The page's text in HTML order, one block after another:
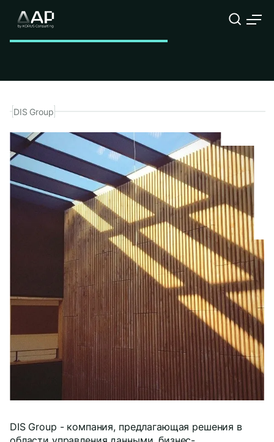
Нужна консультация эксперта
DIS Group
DIS Group - компания, предлагающая решения в
Компания
ФИО Должность
Корпоративный E-mail
Опишите подробнее Вашу задачу
согласие
на обработку персональных данных
Политика обработки персональных данных
Oтправить
Благодарим за заявку!
После обработки заявки с вами свяжется наш
специалист.